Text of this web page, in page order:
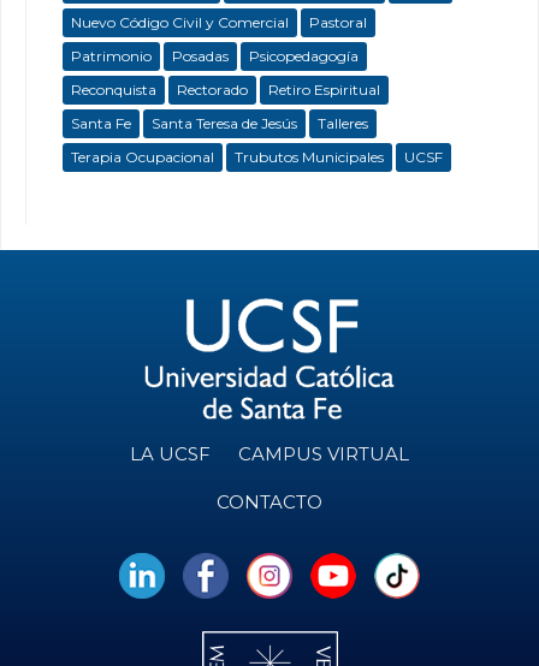
Nuevo Código Civil y Comercial
Pastoral
Patrimonio
Posadas
Psicopedagogía
Reconquista
Rectorado
Retiro Espiritual
Santa Fe
Santa Teresa de Jesús
Talleres
Terapia Ocupacional
Trubutos Municipales UCSF
LA UCSF CAMPUS VIRTUAL
CONTACTO